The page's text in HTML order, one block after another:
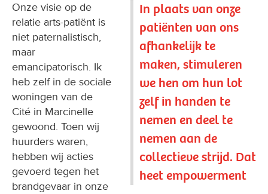
In plaats van onze
patiënten van ons
afhankelijk te
maken, stimuleren
we hen om hun lot
zelf in handen te
nemen en deel te
nemen aan de
collectieve strijd. Dat
heet empowerment
Onze visie op de
relatie arts-patiënt is
niet paternalistisch,
maar
emancipatorisch. Ik
heb zelf in de sociale
woningen van de
Cité in Marcinelle
gewoond. Toen wij
huurders waren,
hebben wij acties
gevoerd tegen het
brandgevaar in onze